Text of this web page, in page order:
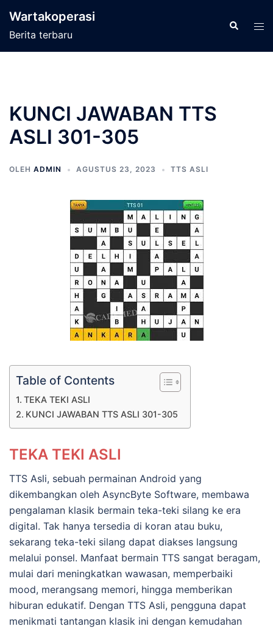
Wartakoperasi
Berita terbaru
Cari
KUNCI JAWABAN TTS
ASLI 301-305
OLEH ADMIN AGUSTUS 23, 2023 TTS ASLI
Table of Contents
TEKA TEKI ASLI
KUNCI JAWABAN TTS ASLI 301-305
TEKA TEKI ASLI
TTS Asli, sebuah permainan Android yang
dikembangkan oleh AsyncByte Software, membawa
pengalaman klasik bermain teka-teki silang ke era
digital. Tak hanya tersedia di koran atau buku,
sekarang teka-teki silang dapat diakses langsung
melalui ponsel. Manfaat bermain TTS sangat beragam,
mulai dari meningkatkan wawasan, memperbaiki
mood, merangsang memori, hingga memberikan
hiburan edukatif. Dengan TTS Asli, pengguna dapat
menikmati tantangan klasik ini dengan kemudahan